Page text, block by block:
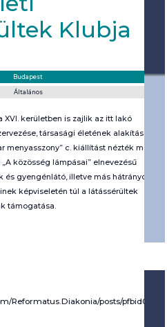
Klubja
Budapest
Általános
XVI. kerületben is zajlik az itt lakó
társasági életének alakítása.
menyasszony” c. kiállítást nézték meg
közösség lámpásai” elnevezésű
gyengénlátó, illetve más hátrányos
képviseletén túl a látássérültek
támogatása.
Reformatus.Diakonia/posts/